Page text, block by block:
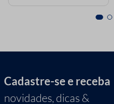
Cadastre-se e receba
novidades, dicas &